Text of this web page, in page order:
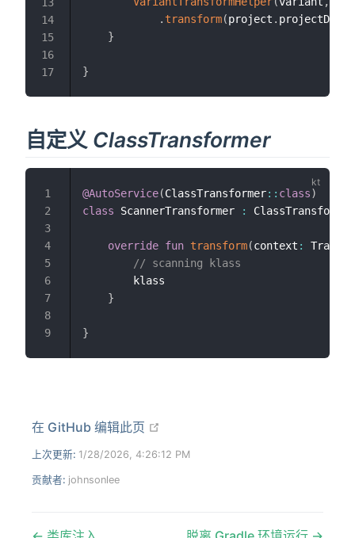
. transform(project . projectDir
}
}
14
15
16
17
自定义 ClassTransformer
@AutoService(ClassTransformer:: class)
class ScannerTransformer :
override fun transform(context :
// scanning klass
        klass
}
}
1
2
3
4
5
6
7
8
9
在 GitHub 编辑此页
上次更新: 1/28/2026, 4:26:12 PM
贡献者: johnsonlee